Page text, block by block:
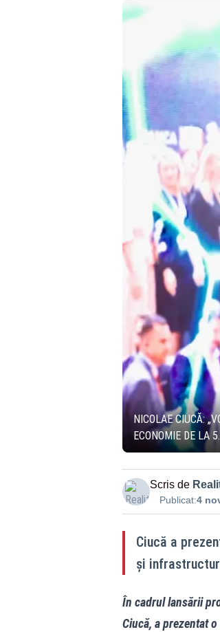
NICOLAE CIUCĂ:
ECONOMIE DE LA
Scris de
Publicat:4
Ciucă a
și
În cadrul lansării
Ciucă, a prezentat